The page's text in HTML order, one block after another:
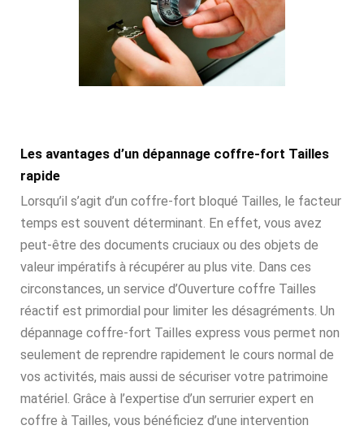
Les avantages d’un dépannage coffre-fort Tailles
rapide
Lorsqu’il s’agit d’un coffre-fort bloqué Tailles, le facteur
temps est souvent déterminant. En effet, vous avez
peut-être des documents cruciaux ou des objets de
valeur impératifs à récupérer au plus vite. Dans ces
circonstances, un service d’Ouverture coffre Tailles
réactif est primordial pour limiter les désagréments. Un
dépannage coffre-fort Tailles express vous permet non
seulement de reprendre rapidement le cours normal de
vos activités, mais aussi de sécuriser votre patrimoine
matériel. Grâce à l’expertise d’un serrurier expert en
coffre à Tailles, vous bénéficiez d’une intervention